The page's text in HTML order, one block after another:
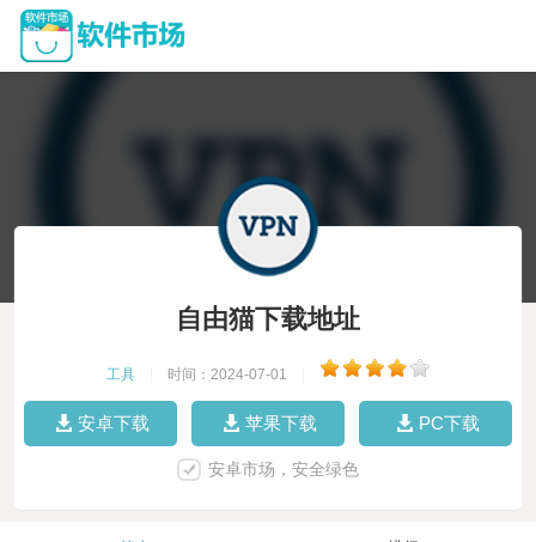
自由猫下载地址
工具 时间：2024-07-01
安卓下载 苹果下载 PC下载
安卓市场，安全绿色